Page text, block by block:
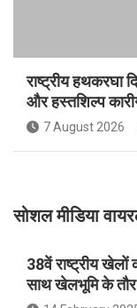
राष्ट्रीय हथकरघा
और हस्तशिल्प
7 August 2026
सोशल मीडिया
38वें राष्ट्रीय
साथ खेलभूमि के तौर